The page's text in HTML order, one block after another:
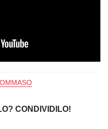
CONDIVIDILO!